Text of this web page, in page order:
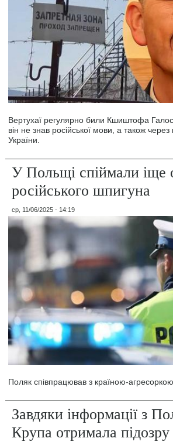
Вертухаї регулярно били Кшиштофа
він не знав російської мови, а також
України.
У Польщі спіймали іще
російського шпигуна
ср, 11/06/2025 - 14:19
Поляк співпрацював з країною-агресоркою
Завдяки інформації з
Крупа отримала